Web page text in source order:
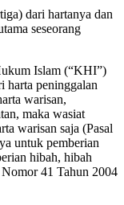
dari hartanya dan
seseorang
Islam (“KHI”)
harta peninggalan
warisan,
maka wasiat
warisan saja (Pasal
untuk pemberian
hibah, hibah
41 Tahun 2004